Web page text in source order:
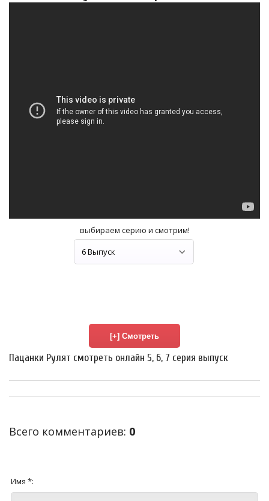
выбираем серию и смотрим!
Пацанки Рулят смотреть онлайн 5, 6, 7 серия выпуск
Всего комментариев: 0
Имя *: